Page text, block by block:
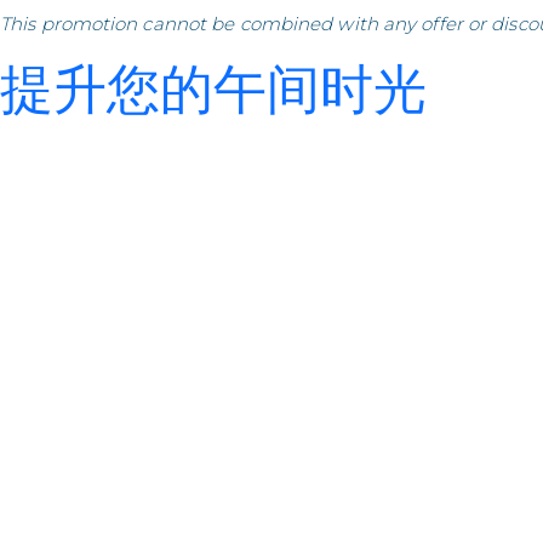
This promotion cannot be combined with any offer or
提升您的午间时光